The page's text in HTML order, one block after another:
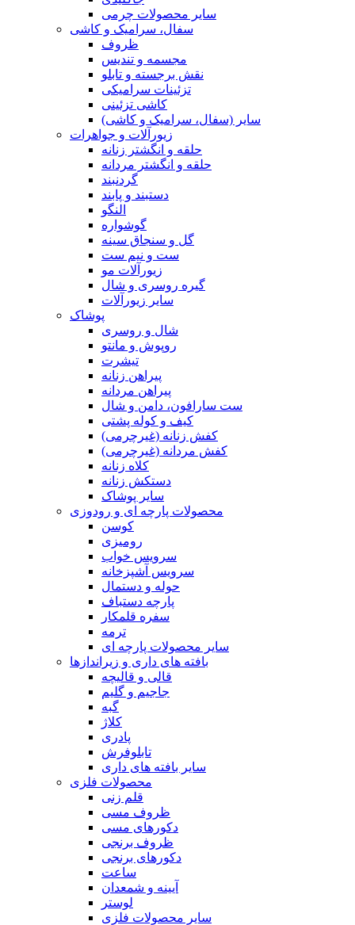
سایر محصولات چرمی
سفال، سرامیک و کاشی
ظروف
مجسمه و تندیس
نقش برجسته و تابلو
تزئینات سرامیکی
کاشی تزئینی
سایر (سفال، سرامیک و کاشی)
زیورآلات و جواهرات
حلقه و انگشتر زنانه
حلقه و انگشتر مردانه
گردنبند
دستبند و پابند
النگو
گوشواره
گل و سنجاق سینه
ست و نیم ست
زیورآلات مو
گیره روسری و شال
سایر زیورآلات
پوشاک
شال و روسری
روپوش و مانتو
تیشرت
پیراهن زنانه
پیراهن مردانه
ست سارافون، دامن و شال
کیف و کوله پشتی
کفش زنانه (غیرچرمی)
کفش مردانه (غیرچرمی)
کلاه زنانه
دستکش زنانه
سایر پوشاک
محصولات پارچه ای و رودوزی
کوسن
رومیزی
سرویس خواب
سرویس آشپزخانه
حوله و دستمال
پارچه دستباف
سفره قلمکار
ترمه
سایر محصولات پارچه ای
بافته های داری و زیراندازها
قالی و قالیچه
جاجیم و گلیم
گبه
کلاژ
پادری
تابلوفرش
سایر بافته های داری
محصولات فلزی
قلم زنی
ظروف مسی
دکورهای مسی
ظروف برنجی
دکورهای برنجی
ساعت
آیینه و شمعدان
لوستر
سایر محصولات فلزی